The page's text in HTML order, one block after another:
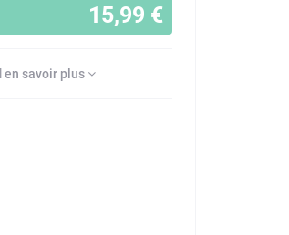
15,99 €
en savoir plus